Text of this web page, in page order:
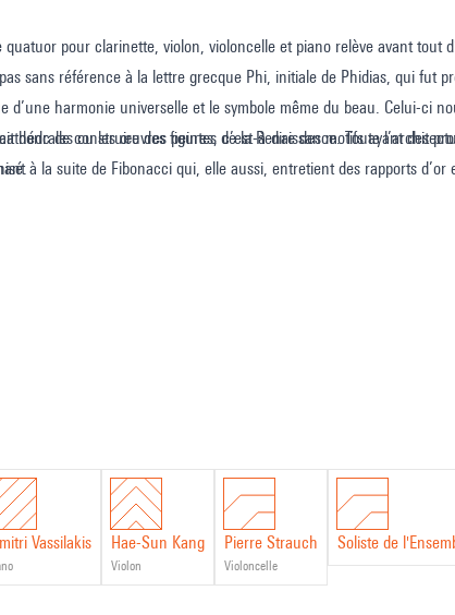
quatuor pour clarinette, violon, violoncelle et piano relève avant tout
sans référence à la lettre grecque Phi, initiale de Phidias, qui fut
d’une harmonie universelle et le symbole même du beau. Celui-ci
ou les œuvres peintes de la Renaissance. Toute
à la suite de Fibonacci qui, elle aussi, entretient des rapports d’or
donc de construire des figures, c’est-à-dire des motifs ayant des
Vassilakis Hae-Sun Kang
violon
Pierre Strauch
violoncelle
Soliste de